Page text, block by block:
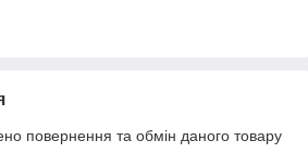
повернення та обмін даного товару